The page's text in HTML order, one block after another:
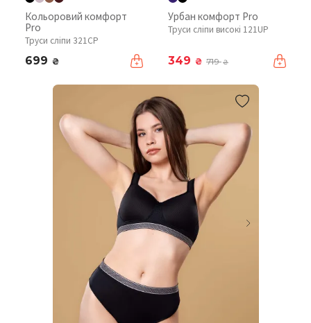
Кольоровий комфорт
Pro
Труси сліпи 321CP
699 ₴
Урбан комфорт Pro
Труси сліпи високі 121UP
349 ₴ 719₴